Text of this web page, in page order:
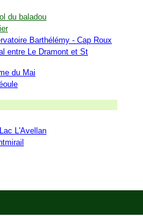
du baladou
Barthélémy - Cap Roux
entre Le Dramont et St
du Mai
L'Avellan